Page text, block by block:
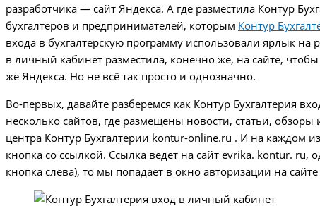
разработчика — сайт Яндекса. А где разместила Контур
бухгалтеров и предпринимателей, которым Контур
входа в бухгалтерскую программу использовали ярлык на
в личный кабинет разместила, конечно же, на сайте,
же Яндекса. Но не всё так просто и однозначно.
Во-первых, давайте разберемся как Контур Бухгалтерия
несколько сайтов, где размещены новости, статьи,
центра Контур Бухгалтерии kontur-online.ru . И на каждом
кнопка со ссылкой. Ссылка ведет на сайт evrika. kontur.
кнопка слева), то мы попадает в окно авторизации на